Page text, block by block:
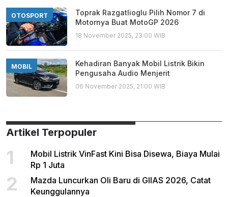
OTOSPORT
Toprak Razgatlioglu Pilih Nomor 7 di
Motornya Buat MotoGP 2026
18 November 2025, 23:00 WIB
MOBIL
Kehadiran Banyak Mobil Listrik Bikin
Pengusaha Audio Menjerit
06 November 2025, 21:00 WIB
Artikel Terpopuler
1
Mobil Listrik VinFast Kini Bisa Disewa, Biaya Mulai
Rp 1 Juta
2
Mazda Luncurkan Oli Baru di GIIAS 2026, Catat
Keunggulannya